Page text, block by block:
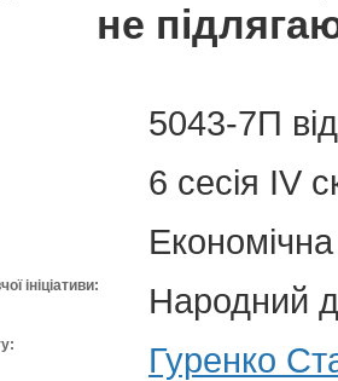
не
5043-7П
6 сесія IV
ініціативи: Народний
Гуренко